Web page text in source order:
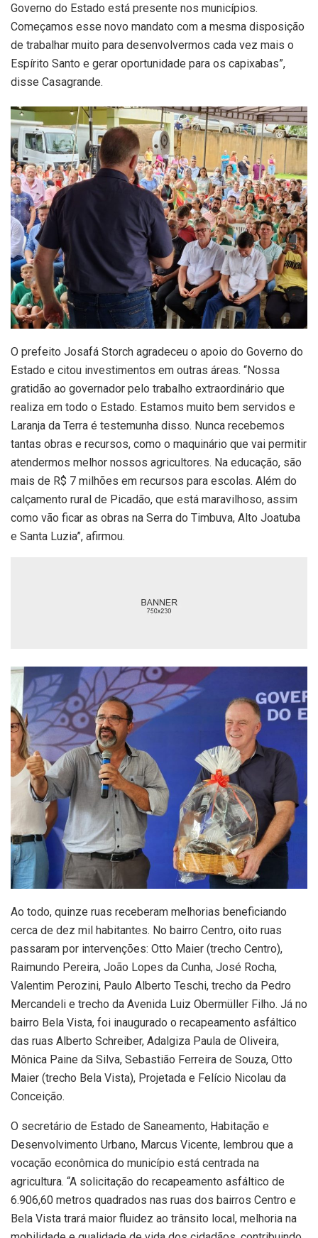
Governo do Estado está presente nos municípios.
Começamos esse novo mandato com a mesma disposição
de trabalhar muito para desenvolvermos cada vez mais o
Espírito Santo e gerar oportunidade para os capixabas”,
disse Casagrande.
O prefeito Josafá Storch agradeceu o apoio do Governo do
Estado e citou investimentos em outras áreas. “Nossa
gratidão ao governador pelo trabalho extraordinário que
realiza em todo o Estado. Estamos muito bem servidos e
Laranja da Terra é testemunha disso. Nunca recebemos
tantas obras e recursos, como o maquinário que vai permitir
atendermos melhor nossos agricultores. Na educação, são
mais de R$ 7 milhões em recursos para escolas. Além do
calçamento rural de Picadão, que está maravilhoso, assim
como vão ficar as obras na Serra do Timbuva, Alto Joatuba
e Santa Luzia”, afirmou.
Ao todo, quinze ruas receberam melhorias beneficiando
cerca de dez mil habitantes. No bairro Centro, oito ruas
passaram por intervenções: Otto Maier (trecho Centro),
Raimundo Pereira, João Lopes da Cunha, José Rocha,
Valentim Perozini, Paulo Alberto Teschi, trecho da Pedro
Mercandeli e trecho da Avenida Luiz Obermüller Filho. Já no
bairro Bela Vista, foi inaugurado o recapeamento asfáltico
das ruas Alberto Schreiber, Adalgiza Paula de Oliveira,
Mônica Paine da Silva, Sebastião Ferreira de Souza, Otto
Maier (trecho Bela Vista), Projetada e Felício Nicolau da
Conceição.
O secretário de Estado de Saneamento, Habitação e
Desenvolvimento Urbano, Marcus Vicente, lembrou que a
vocação econômica do município está centrada na
agricultura. “A solicitação do recapeamento asfáltico de
6.906,60 metros quadrados nas ruas dos bairros Centro e
Bela Vista trará maior fluidez ao trânsito local, melhoria na